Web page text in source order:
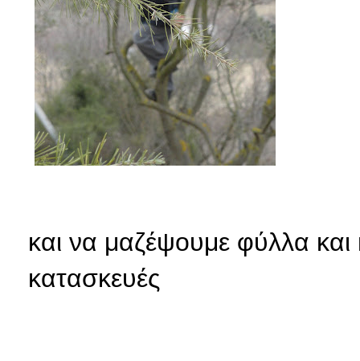
και να μαζέψουμε φύλλα και
κατασκευές